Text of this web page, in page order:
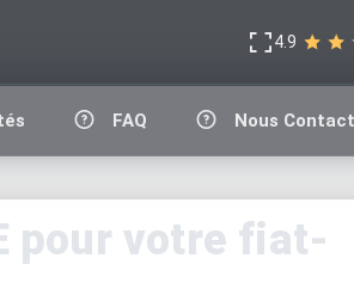
4.9
FAQ Nous
pour votre fiat-